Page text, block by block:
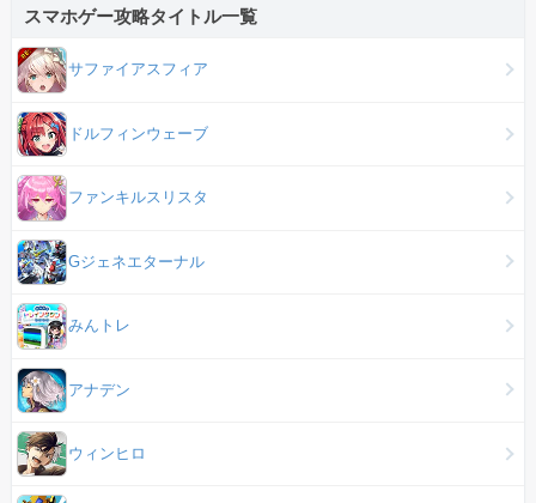
スマホゲー攻略タイトル一覧
サファイアスフィア
ドルフィンウェーブ
ファンキルスリスタ
Gジェネエターナル
みんトレ
アナデン
ウィンヒロ